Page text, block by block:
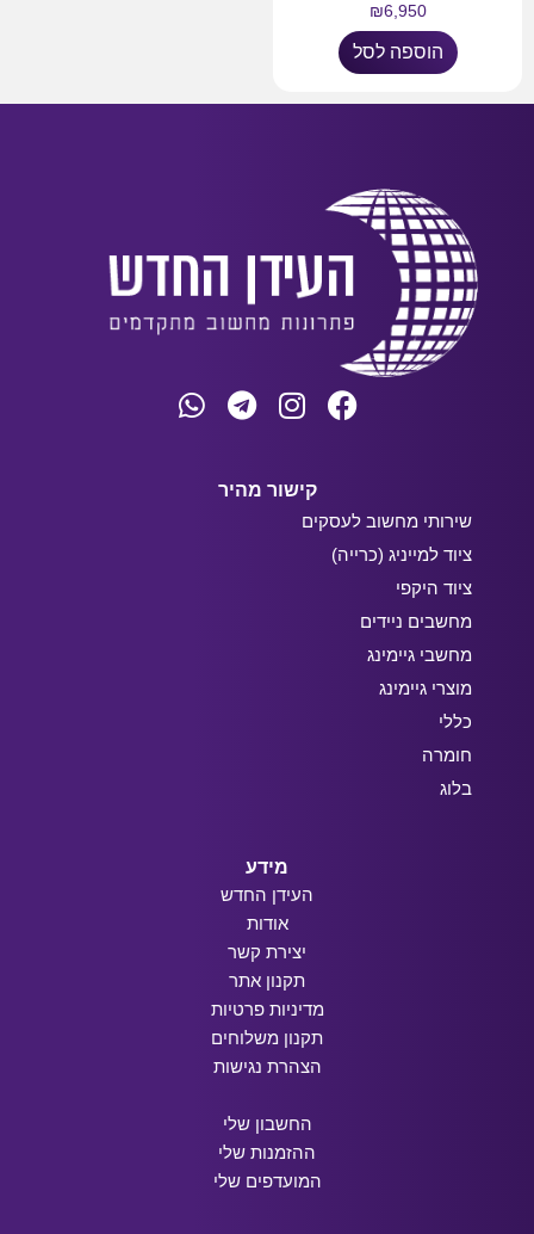
₪6,950
הוספה לסל
קישור מהיר
שירותי מחשוב לעסקים
ציוד למייניג (כרייה)
ציוד היקפי
מחשבים ניידים
מחשבי גיימינג
מוצרי גיימינג
כללי
חומרה
בלוג
מידע
העידן החדש
אודות
יצירת קשר
תקנון אתר
מדיניות פרטיות
תקנון משלוחים
הצהרת נגישות
החשבון שלי
ההזמנות שלי
המועדפים שלי